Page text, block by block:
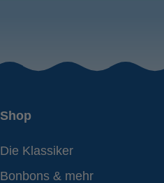
Shop
Die Klassiker
Bonbons & mehr